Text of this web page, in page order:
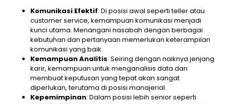
Komunikasi Efektif: Di posisi awal seperti teller atau
customer service, kemampuan komunikasi menjadi
kunci utama. Menangani nasabah dengan berbagai
kebutuhan dan pertanyaan memerlukan keterampilan
komunikasi yang baik.
Kemampuan Analitis: Seiring dengan naiknya jenjang
karir, kemampuan untuk menganalisis data dan
membuat keputusan yang tepat akan sangat
diperlukan, terutama di posisi manajerial.
Kepemimpinan: Dalam posisi lebih senior seperti